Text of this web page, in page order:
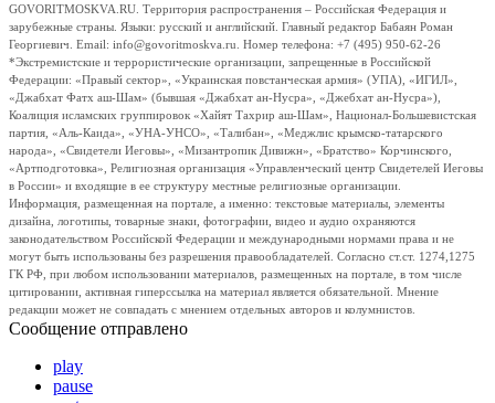
GOVORITMOSKVA.RU. Территория распространения – Российская Федерация и
зарубежные страны. Языки: русский и английский. Главный редактор Бабаян Роман
Георгиевич. Email: info@govoritmoskva.ru. Номер телефона: +7 (495) 950-62-26
*Экстремистские и террористические организации, запрещенные в Российской
Федерации: «Правый сектор», «Украинская повстанческая армия» (УПА), «ИГИЛ»,
«Джабхат Фатх аш-Шам» (бывшая «Джабхат ан-Нусра», «Джебхат ан-Нусра»),
Коалиция исламских группировок «Хайят Тахрир аш-Шам», Национал-Большевистская
партия, «Аль-Каида», «УНА-УНСО», «Талибан», «Меджлис крымско-татарского
народа», «Свидетели Иеговы», «Мизантропик Дивижн», «Братство» Корчинского,
«Артподготовка», Религиозная организация «Управленческий центр Свидетелей Иеговы
в России» и входящие в ее структуру местные религиозные организации.
Информация, размещенная на портале, а именно: текстовые материалы, элементы
дизайна, логотипы, товарные знаки, фотографии, видео и аудио охраняются
законодательством Российской Федерации и международными нормами права и не
могут быть использованы без разрешения правообладателей. Согласно ст.ст. 1274,1275
ГК РФ, при любом использовании материалов, размещенных на портале, в том числе
цитировании, активная гиперссылка на материал является обязательной. Мнение
редакции может не совпадать с мнением отдельных авторов и колумнистов.
Сообщение отправлено
play
pause